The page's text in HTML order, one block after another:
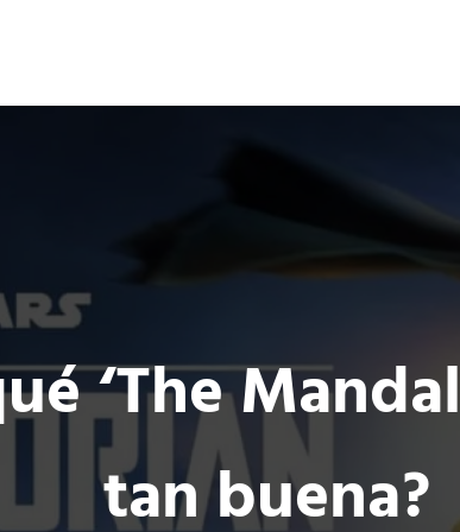
Comunidad de Ocio Online
‘The
tan buena?